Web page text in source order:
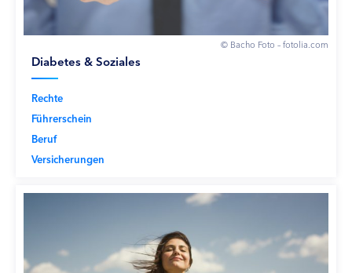
© Bacho Foto – fotolia.com
Diabetes & Soziales
Rechte
Führerschein
Beruf
Versicherungen